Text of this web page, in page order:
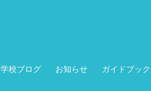
学校ブログ お知らせ ガイドブック